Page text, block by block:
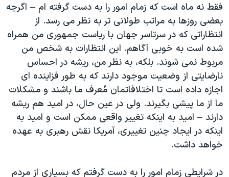
فقط نه ماه است که زمام امور را به دست گرفته ام – اگرچه
بعضی روزها به مراتب طولانی تر به نظر می رسد. از
انتظاراتی که در سرتاسر جهان با ریاست جمهوری من همراه
شده است به خوبی آگاهم. این انتظارات به شخص من
مربوط نمی شوند. بلکه، به نظر من، ریشه در احساس
نارضایتی از وضعیت موجود دارند که به طور فزاینده ای
اجازه داده است تا اختلافاتمان مُعرف ما باشند و مشکلات
ما از ما پیشی بگیرند. ولی در عین حال، در امید هم ریشه
دارند – امید به اینکه تغییر واقعی ممکن است و امید به
اینکه در ایجاد چنین تغییری، آمریکا نقش رهبری به عهده
خواهد داشت.
در شرایطی زمام امور را به دست گرفتم که بسیاری از مردم